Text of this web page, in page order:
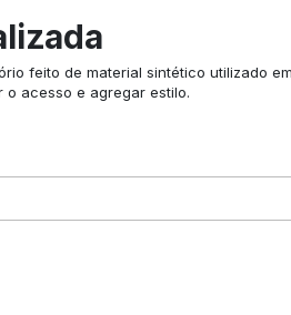
feito de material sintético utilizado
acesso e agregar estilo.